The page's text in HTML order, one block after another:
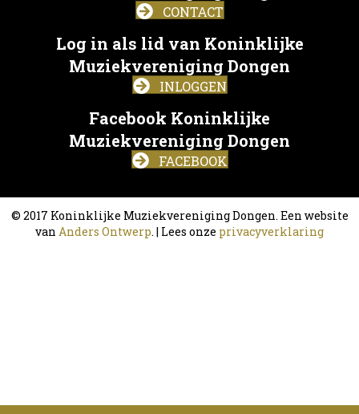
CONTACT
Log in als lid van Koninklijke
Muziekvereniging Dongen
INLOGGEN
Facebook Koninklijke
Muziekvereniging Dongen
FACEBOOK
© 2017 Koninklijke Muziekvereniging Dongen. Een website
van Anders Ontwerp. | Lees onze privacyverklaring